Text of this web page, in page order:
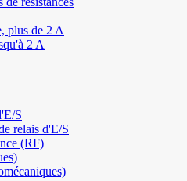
plus de 2 A
2 A
S
relais d'E/S
(RF)